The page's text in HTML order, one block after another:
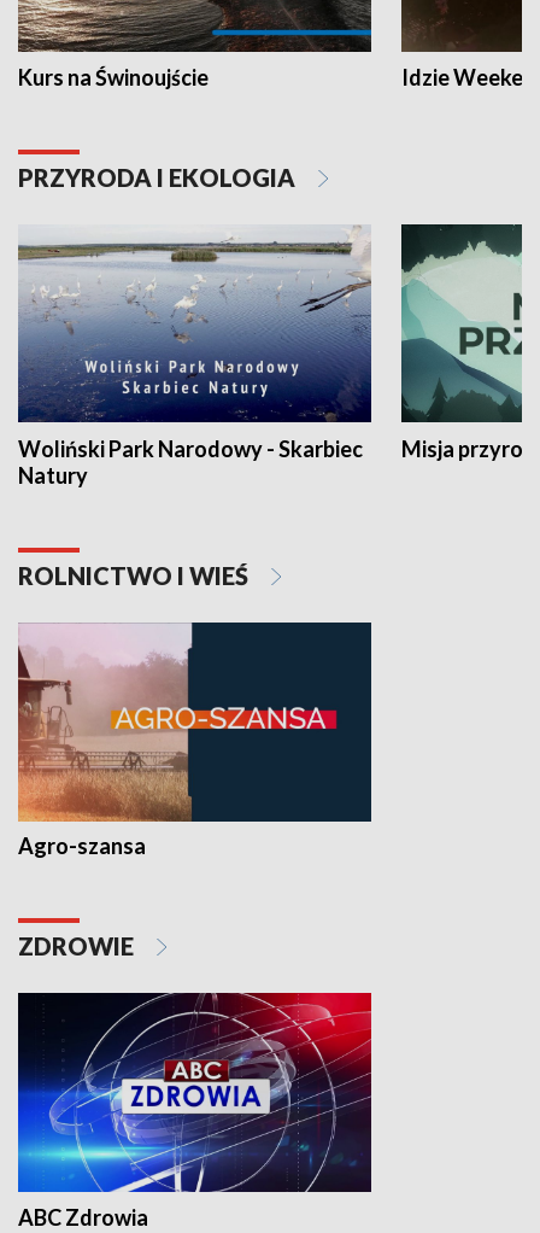
Kurs na Świnoujście Idzie
PRZYRODA I EKOLOGIA
Woliński Park Narodowy - Skarbiec
Natury
Misja
ROLNICTWO I WIEŚ
Agro-szansa
ZDROWIE
ABC Zdrowia